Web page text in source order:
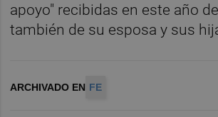
apoyo" recibidas en este año
también de su esposa y sus
ARCHIVADO EN FE